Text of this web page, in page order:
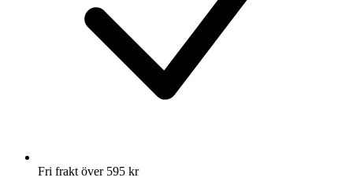
Fri frakt över 595 kr